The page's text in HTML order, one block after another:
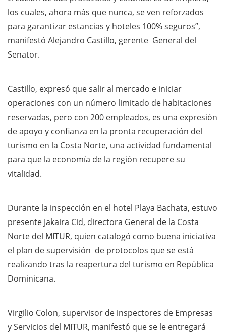
los cuales, ahora más que nunca, se ven reforzados
para garantizar estancias y hoteles 100% seguros”,
manifestó Alejandro Castillo, gerente General del
Senator.
Castillo, expresó que salir al mercado e iniciar
operaciones con un número limitado de habitaciones
reservadas, pero con 200 empleados, es una expresión
de apoyo y confianza en la pronta recuperación del
turismo en la Costa Norte, una actividad fundamental
para que la economía de la región recupere su
vitalidad.
Durante la inspección en el hotel Playa Bachata, estuvo
presente Jakaira Cid, directora General de la Costa
Norte del MITUR, quien catalogó como buena iniciativa
el plan de supervisión de protocolos que se está
realizando tras la reapertura del turismo en República
Dominicana.
Virgilio Colon, supervisor de inspectores de Empresas
y Servicios del MITUR, manifestó que se le entregará